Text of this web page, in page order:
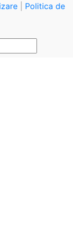
Politica de